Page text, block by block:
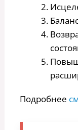
Подробнее